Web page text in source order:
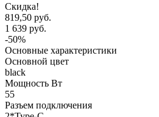
Скидка!
819,50 руб.
1 639 руб.
-50%
Основные характеристики
Основной цвет
black
Мощность Вт
55
Разъем подключения